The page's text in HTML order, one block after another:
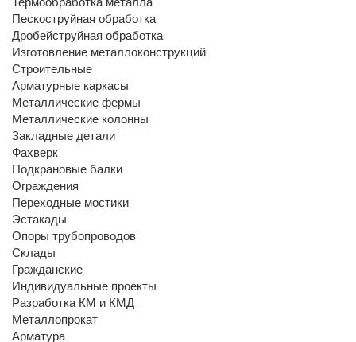
Пескоструйная обработка
Дробейструйная обработка
Изготовление металлоконструкций
Строительные
Арматурные каркасы
Металлические фермы
Металлические колонны
Закладные детали
Фахверк
Подкрановые балки
Ограждения
Переходные мостики
Эстакады
Опоры трубопроводов
Склады
Гражданские
Индивидуальные проекты
Разработка КМ и КМД
Металлопрокат
Арматура